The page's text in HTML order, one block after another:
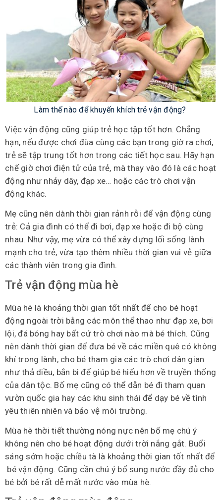
Làm thế nào để khuyến khích trẻ vận động?
Việc vận động cũng giúp trẻ học tập tốt hơn. Chẳng
hạn, nếu được chơi đùa cùng các bạn trong giờ ra chơi,
trẻ sẽ tập trung tốt hơn trong các tiết học sau. Hãy hạn
chế giờ chơi điện tử của trẻ, mà thay vào đó là các hoạt
động như nhảy dây, đạp xe… hoặc các trò chơi vận
động khác.
Mẹ cũng nên dành thời gian rảnh rỗi để vận động cùng
trẻ: Cả gia đình có thể đi bơi, đạp xe hoặc đi bộ cùng
nhau. Như vậy, mẹ vừa có thể xây dựng lối sống lành
mạnh cho trẻ, vừa tạo thêm nhiều thời gian vui vẻ giữa
các thành viên trong gia đình.
Trẻ vận động mùa hè
Mùa hè là khoảng thời gian tốt nhất để cho bé hoạt
động ngoài trời bằng các môn thể thao như đạp xe, bơi
lội, đá bóng hay bất cứ trò chơi nào mà bé thích. Cũng
nên dành thời gian để đưa bé về các miền quê có không
khí trong lành, cho bé tham gia các trò chơi dân gian
như thả diều, bắn bi để giúp bé hiểu hơn về truyền thống
của dân tộc. Bố mẹ cũng có thể dẫn bé đi tham quan
vườn quốc gia hay các khu sinh thái để dạy bé về tình
yêu thiên nhiên và bảo vệ môi trường.
Mùa hè thời tiết thường nóng nực nên bố mẹ chú ý
không nên cho bé hoạt động dưới trời nắng gắt. Buổi
sáng sớm hoặc chiều tà là khoảng thời gian tốt nhất để
bé vận động. Cũng cần chú ý bổ sung nước đầy đủ cho
bé bởi bé rất dễ mất nước vào mùa hè.